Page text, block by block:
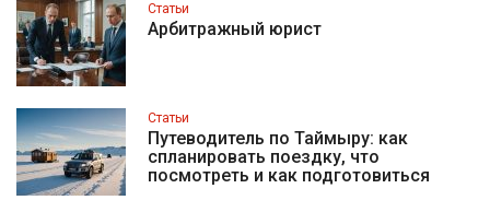
Статьи
Арбитражный юрист
Статьи
Путеводитель по Таймыру: как
спланировать поездку, что
посмотреть и как подготовиться